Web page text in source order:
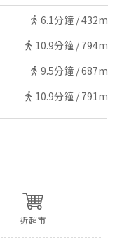
近超市
6.1分鐘 /432m
10.9分鐘 / 794m
9.5分鐘 /687m
10.9分鐘 / 791m